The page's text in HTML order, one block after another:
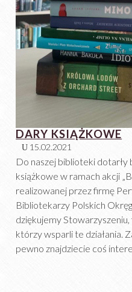
DARY KSIĄŻKOWE
15.02.2021
Do naszej biblioteki
książkowe w ramach akcji
realizowanej przez firmę
Bibliotekarzy Polskich
dziękujemy
którzy wsparli te działania.
pewno znajdziecie coś